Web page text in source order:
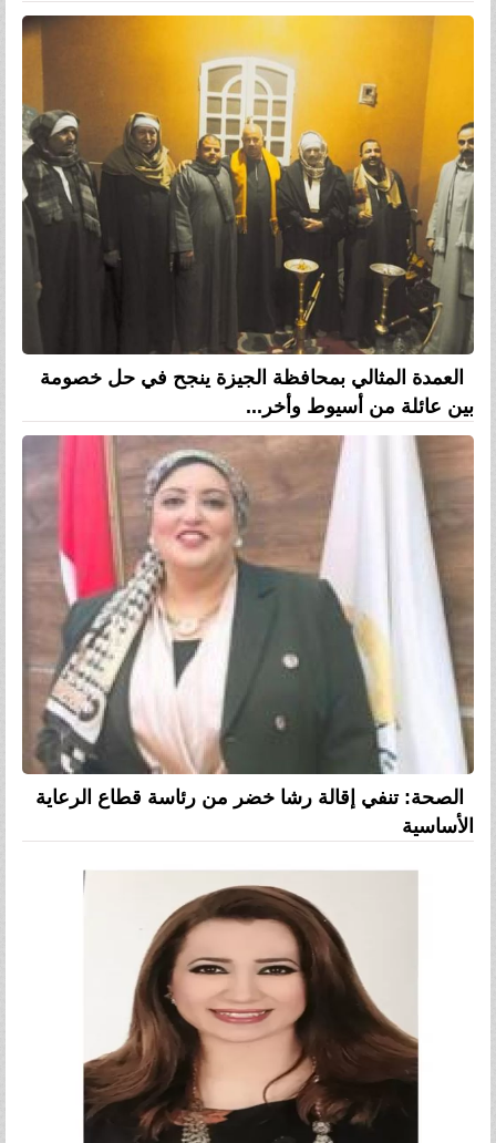
العمدة المثالي بمحافظة الجيزة ينجح في حل خصومة
بين عائلة من أسيوط وأخر...
الصحة: تنفي إقالة رشا خضر من رئاسة قطاع الرعاية
الأساسية